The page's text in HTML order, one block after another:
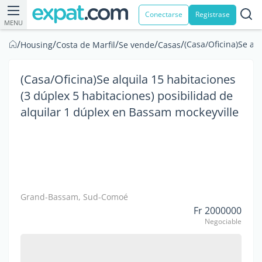
MENU
Conectarse Registrase
/Housing/Costa de Marfil/Se vende/Casas/(Casa/Oficina)Se
(Casa/Oficina)Se alquila 15 habitaciones
(3 dúplex 5 habitaciones) posibilidad de
alquilar 1 dúplex en Bassam mockeyville
Grand-Bassam, Sud-Comoé
Fr 2000000
Negociable